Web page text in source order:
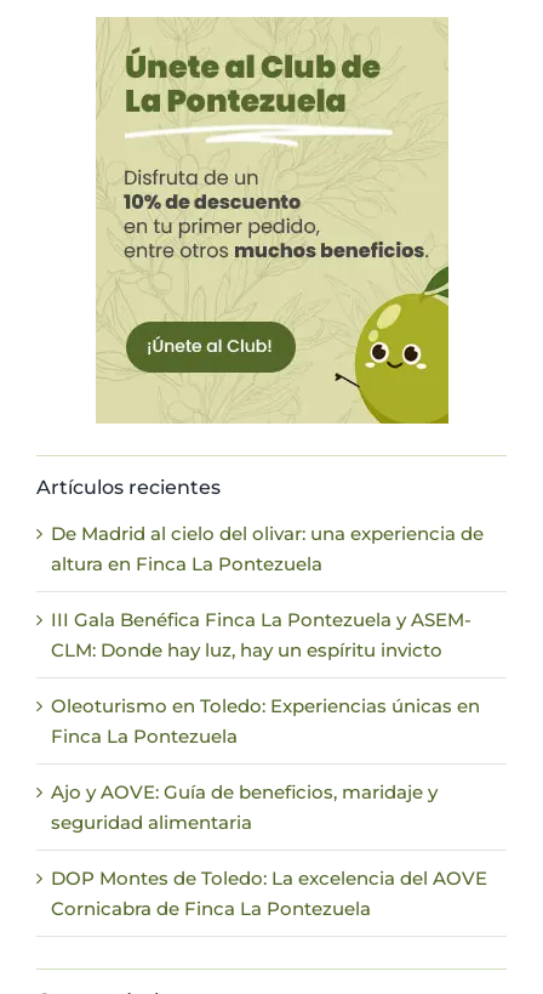
Artículos recientes
De Madrid al cielo del olivar: una experiencia de
altura en Finca La Pontezuela
III Gala Benéfica Finca La Pontezuela y ASEM-
CLM: Donde hay luz, hay un espíritu invicto
Oleoturismo en Toledo: Experiencias únicas en
Finca La Pontezuela
Ajo y AOVE: Guía de beneficios, maridaje y
seguridad alimentaria
DOP Montes de Toledo: La excelencia del AOVE
Cornicabra de Finca La Pontezuela